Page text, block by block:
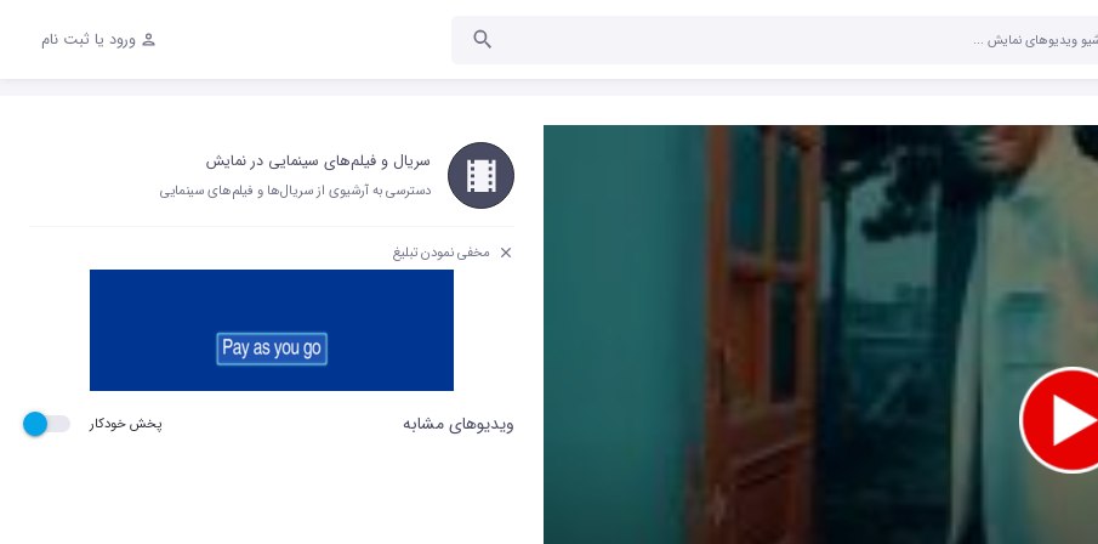
ورود یا ثبت نام
سریال و فیلم‌های سینمایی در نمایش
دسترسی به آرشیوی از سریال‌ها و فیلم‌های سینمایی
مخفی نمودن تبلیغ
ویدیوهای مشابه پخش خودکار